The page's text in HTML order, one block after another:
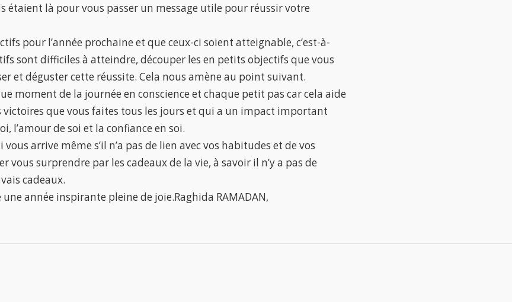
étaient là pour vous passer un message utile pour réussir votre
pour l’année prochaine et que ceux-ci soient atteignable, c’est-à-
sont difficiles à atteindre, découper les en petits objectifs que vous
et déguster cette réussite. Cela nous amène au point suivant.
moment de la journée en conscience et chaque petit pas car cela aide
victoires que vous faites tous les jours et qui a un impact important
l’amour de soi et la confiance en soi.
vous arrive même s’il n’a pas de lien avec vos habitudes et de vos
vous surprendre par les cadeaux de la vie, à savoir il n’y a pas de
cadeaux.
une année inspirante pleine de joie.Raghida RAMADAN,